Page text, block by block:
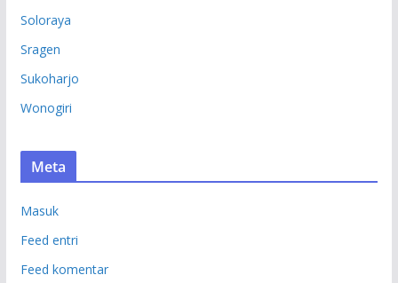
Soloraya
Sragen
Sukoharjo
Wonogiri
Meta
Masuk
Feed entri
Feed komentar